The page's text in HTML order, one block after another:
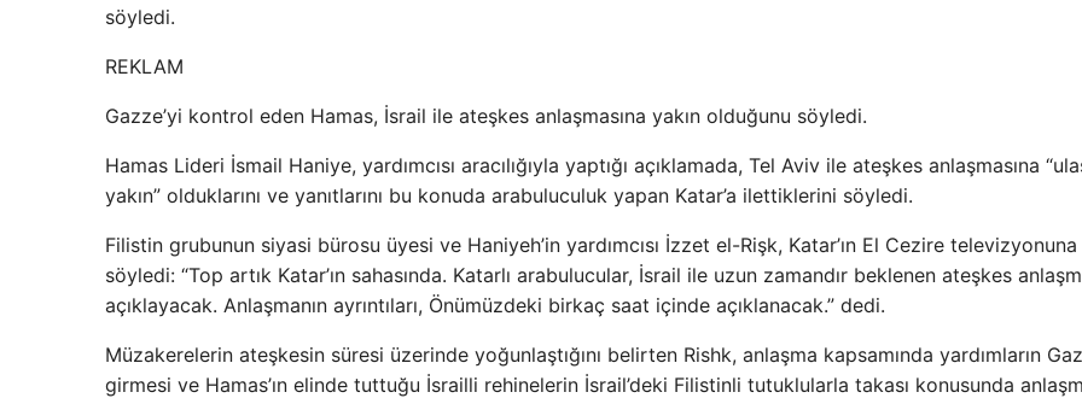
söyledi.
REKLAM
Gazze’yi kontrol eden Hamas, İsrail ile ateşkes anlaşmasına yakın olduğunu söyledi.
Hamas Lideri İsmail Haniye, yardımcısı aracılığıyla yaptığı açıklamada, Tel Aviv ile ateşkes anlaşmasına
yakın” olduklarını ve yanıtlarını bu konuda arabuluculuk yapan Katar’a ilettiklerini söyledi.
Filistin grubunun siyasi bürosu üyesi ve Haniyeh’in yardımcısı İzzet el-Rişk, Katar’ın El Cezire televizyonuna
söyledi: “Top artık Katar’ın sahasında. Katarlı arabulucular, İsrail ile uzun zamandır beklenen ateşkes
açıklayacak. Anlaşmanın ayrıntıları, Önümüzdeki birkaç saat içinde açıklanacak.” dedi.
Müzakerelerin ateşkesin süresi üzerinde yoğunlaştığını belirten Rishk, anlaşma kapsamında yardımların
girmesi ve Hamas’ın elinde tuttuğu İsrailli rehinelerin İsrail’deki Filistinli tutuklularla takası konusunda